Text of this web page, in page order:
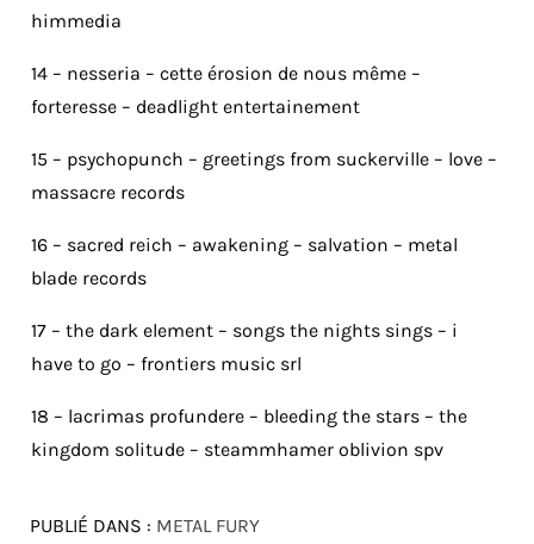
himmedia
14 – nesseria – cette érosion de nous même –
forteresse – deadlight entertainement
15 – psychopunch – greetings from suckerville – love –
massacre records
16 – sacred reich – awakening – salvation – metal
blade records
17 – the dark element – songs the nights sings – i
have to go – frontiers music srl
18 – lacrimas profundere – bleeding the stars – the
kingdom solitude – steammhamer oblivion spv
PUBLIÉ DANS : METAL FURY